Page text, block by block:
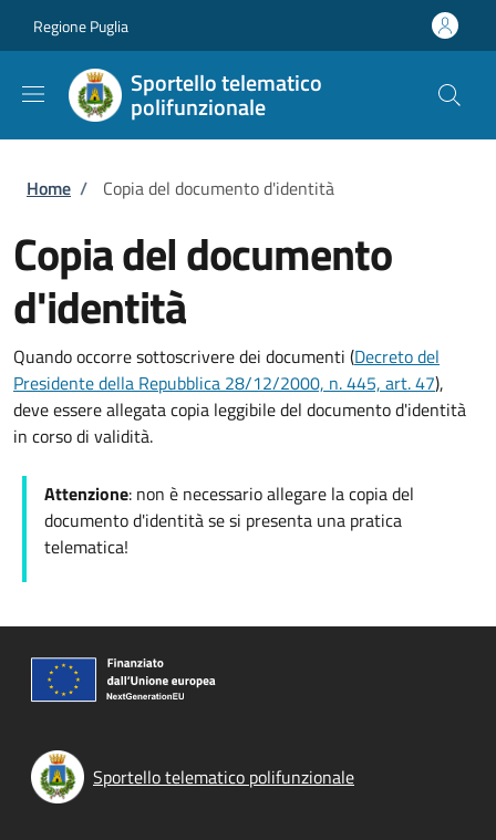
Regione Puglia
Sportello telematico
polifunzionale
Briciole di pane
Home / Copia del documento d'identità
Copia del documento
d'identità
Quando occorre sottoscrivere dei documenti (Decreto del
Presidente della Repubblica 28/12/2000, n. 445, art. 47),
deve essere allegata copia leggibile del documento d'identità
in corso di validità.
Attenzione: non è necessario allegare la copia del
documento d'identità se si presenta una pratica
telematica!
Sportello telematico polifunzionale